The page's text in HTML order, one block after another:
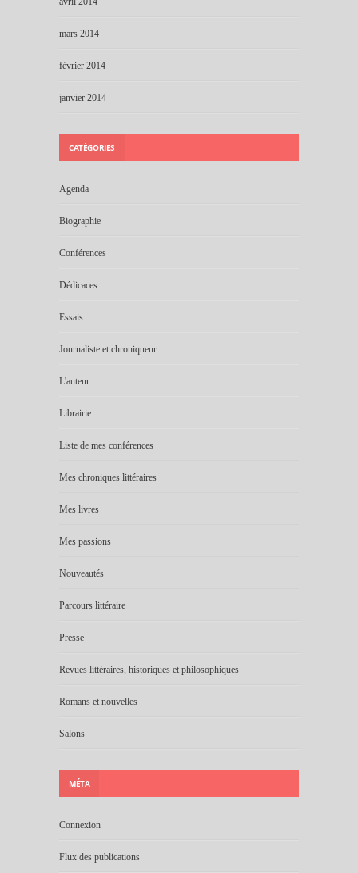
mars 2014
février 2014
janvier 2014
CATÉGORIES
Agenda
Biographie
Conférences
Dédicaces
Essais
Journaliste et chroniqueur
L'auteur
Librairie
Liste de mes conférences
Mes chroniques littéraires
Mes livres
Mes passions
Nouveautés
Parcours littéraire
Presse
Revues littéraires, historiques et philosophiques
Romans et nouvelles
Salons
MÉTA
Connexion
Flux des publications